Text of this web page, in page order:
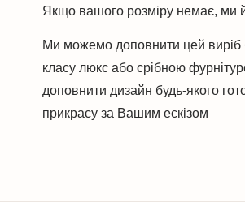
Якщо вашого розміру немає, ми
Ми можемо доповнити цей виріб
класу люкс або срібною
доповнити дизайн будь-якого
прикрасу за Вашим ескізом